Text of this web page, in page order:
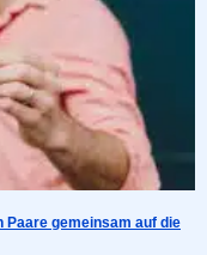
Paare gemeinsam auf die